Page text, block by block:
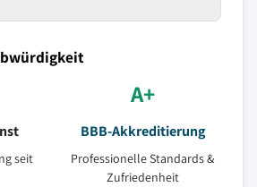
seit
A+
BBB-Akkreditierung
Professionelle Standards &
Zufriedenheit